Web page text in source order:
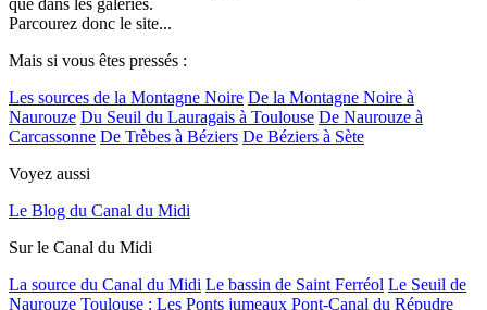
Parcourez donc le site...
Mais si vous êtes pressés :
Les sources de la Montagne Noire De la Montagne Noire à
Naurouze Du Seuil du Lauragais à Toulouse De Naurouze à
Carcassonne De Trèbes à Béziers De Béziers à Sète
Voyez aussi
Le Blog du Canal du Midi
Sur le Canal du Midi
La source du Canal du Midi Le bassin de Saint Ferréol Le Seuil de
Naurouze Toulouse : Les Ponts jumeaux Pont-Canal du Répudre